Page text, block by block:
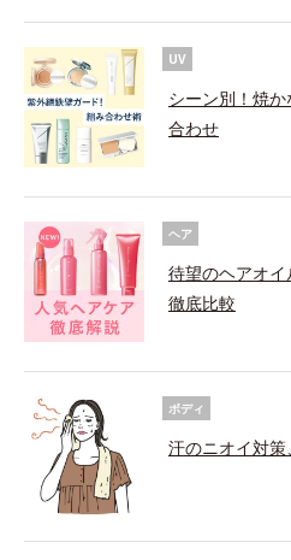
UV
シーン別！焼か
合わせ
ヘア
待望のヘアオ
徹底比較
ボディ
汗のニオイ対